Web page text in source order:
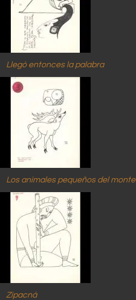
Llegó entonces la palabra
Los animales pequeños del monte
Zipacná